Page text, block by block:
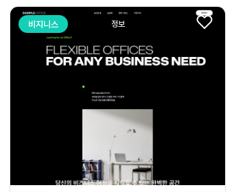
정보
비지니스